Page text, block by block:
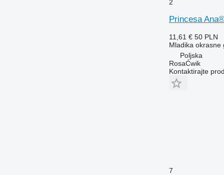
2
Princesa
11,61 € 50 PLN
Mladika okrasne
Poljska
RosaĆwik
Kontaktirajte
7